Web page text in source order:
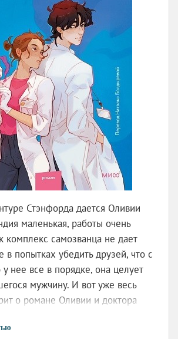
деревушке Литтл
нечто странное. Лорд
детектив, оказывается
историю, связанную с
каретой и смертью
Бэрдока. В ходе расследования
с интригами, семейными
поворотами, которые
в очевидном. Смогут ли
раскрыть правду или же тайна
на яблоне»
Стэнфорда дается Оливии
маленькая, работы очень
комплекс самозванца не дает
в попытках убедить друзей, что с
нее все в порядке, она целует
мужчину. И вот уже весь
о романе Оливии и доктора
Оливия в ужасе: доктор